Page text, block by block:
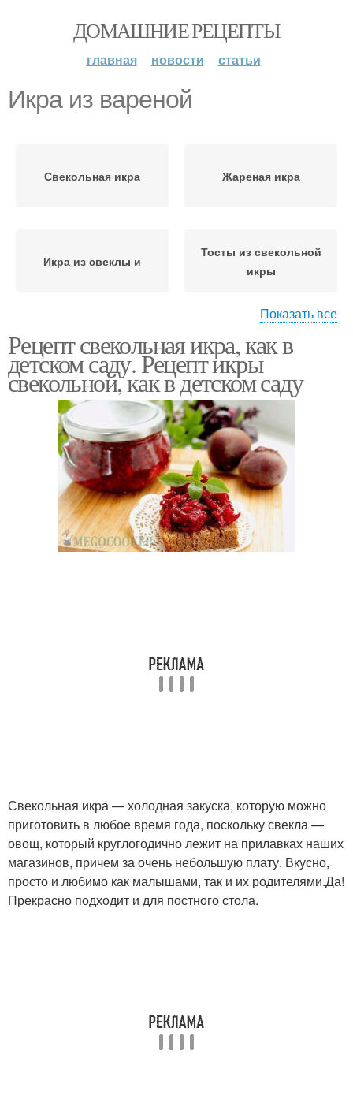
ДОМАШНИЕ РЕЦЕПТЫ
главная новости статьи
Икра из вареной
Свекольная икра Жареная икра
Икра из свеклы и
Тосты из свекольной
икры
Икры из свеклы и Домашняя икра
Икра с солеными
огурцами
Икра с овощами
Показать все
Рецепт свекольная икра, как в
детском саду. Рецепт икры
свекольной, как в детском саду
Свекольная икра — холодная закуска, которую можно
приготовить в любое время года, поскольку свекла —
овощ, который круглогодично лежит на прилавках наших
магазинов, причем за очень небольшую плату. Вкусно,
просто и любимо как малышами, так и их родителями.Да!
Прекрасно подходит и для постного стола.